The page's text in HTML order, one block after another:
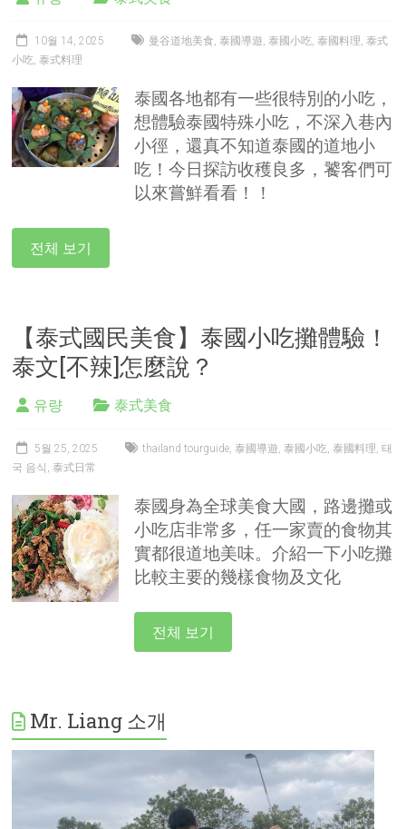
10월 14, 2025 曼谷道地美食,泰國導遊,泰國小吃,泰國料理,泰式
小吃,泰式料理
泰國各地都有一些很特別的小吃，
想體驗泰國特殊小吃，不深入巷內
小徑，還真不知道泰國的道地小
吃！今日探訪收穫良多，饕客們可
以來嘗鮮看看！！
전체 보기
【泰式國民美食】泰國小吃攤體驗！
泰文[不辣]怎麼說？
유량 泰式美食
5월 25, 2025 thailand tourguide,泰國導遊,泰國小吃,泰國料理,태
국 음식 ,泰式日常
泰國身為全球美食大國，路邊攤或
小吃店非常多，任一家賣的食物其
實都很道地美味。介紹一下小吃攤
比較主要的幾樣食物及文化
전체 보기
Mr. Liang 소개